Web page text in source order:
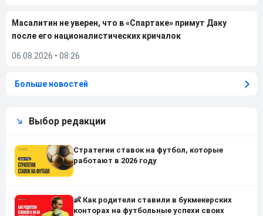
Масалитин не уверен, что в «Спартаке» примут Даку
после его националистических кричалок
06.08.2026 • 08:26
Больше новостей
Выбор редакции
Стратегии ставок на футбол, которые
работают в 2026 году
👶 Как родители ставили в букмекерских
конторах на футбольные успехи своих